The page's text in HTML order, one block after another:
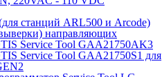
станций ARL500 и Arcode)
направляющих
Service Tool GAA21750AK3
Service Tool GAA21750S1 для